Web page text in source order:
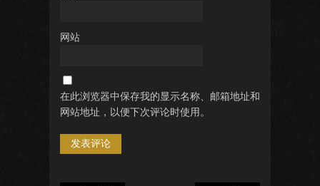
网站
在此浏览器中保存我的显示名称、邮箱地址和
网站地址，以便下次评论时使用。